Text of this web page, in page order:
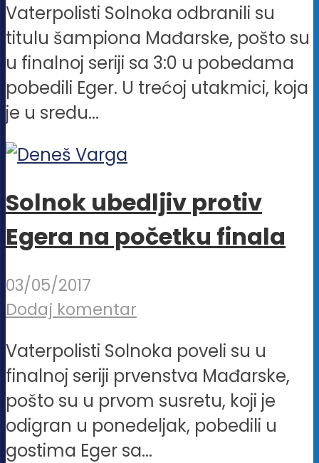
Vaterpolisti Solnoka odbranili su
titulu šampiona Mađarske, pošto su
u finalnoj seriji sa 3:0 u pobedama
pobedili Eger. U trećoj utakmici, koja
je u sredu...
Solnok ubedljiv protiv
Egera na početku finala
03/05/2017
Dodaj komentar
Vaterpolisti Solnoka poveli su u
finalnoj seriji prvenstva Mađarske,
pošto su u prvom susretu, koji je
odigran u ponedeljak, pobedili u
gostima Eger sa...